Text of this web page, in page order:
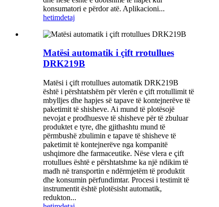
konsumatori e përdor atë. Aplikacioni...
hetimdetaj
Matësi automatik i çift rrotullues
DRK219B
Matësi i çift rrotullues automatik DRK219B
është i përshtatshëm për vlerën e çift rrotullimit të
mbylljes dhe hapjes së tapave të kontejnerëve të
paketimit të shisheve. Ai mund të plotësojë
nevojat e prodhuesve të shisheve për të zbuluar
produktet e tyre, dhe gjithashtu mund të
përmbushë zbulimin e tapave të shisheve të
paketimit të kontejnerëve nga kompanitë
ushqimore dhe farmaceutike. Nëse vlera e çift
rrotullues është e përshtatshme ka një ndikim të
madh në transportin e ndërmjetëm të produktit
dhe konsumin përfundimtar. Procesi i testimit të
instrumentit është plotësisht automatik,
redukton...